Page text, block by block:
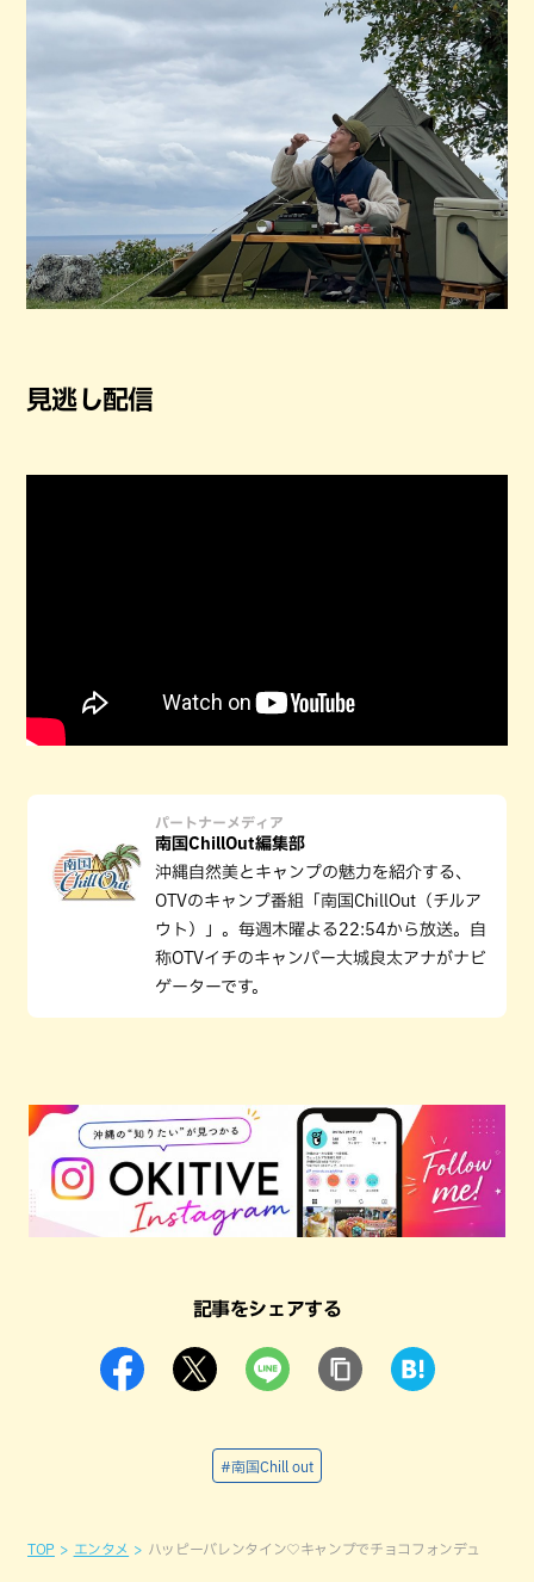
見逃し配信
パートナーメディア
南国ChillOut編集部
沖縄自然美とキャンプの魅力を紹介する、
OTVのキャンプ番組「南国ChillOut（チルア
ウト）」。毎週木曜よる22:54から放送。自
称OTVイチのキャンパー大城良太アナがナビ
ゲーターです。
記事をシェアする
#南国Chill out
TOP エンタメ ハッピーバレンタイン♡キャンプでチョコフォンデュ